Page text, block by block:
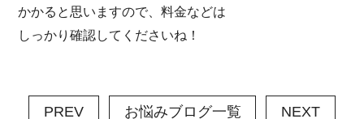
かかると思いますので、料金などは
しっかり確認してくださいね！
PREV お悩みブログ一覧 NEXT